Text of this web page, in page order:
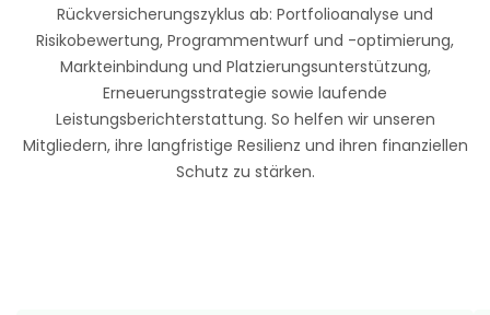
Rückversicherungszyklus ab: Portfolioanalyse und
Risikobewertung, Programmentwurf und -optimierung,
Markteinbindung und Platzierungsunterstützung,
Erneuerungsstrategie sowie laufende
Leistungsberichterstattung. So helfen wir unseren
Mitgliedern, ihre langfristige Resilienz und ihren finanziellen
Schutz zu stärken.